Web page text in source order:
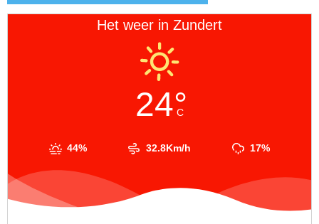
Het weer in Zundert
24°
C
44% 32.8Km/h 17%